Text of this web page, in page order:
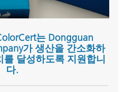
는 Dongguan
가 생산을 간소화하
달성하도록 지원합니
다.